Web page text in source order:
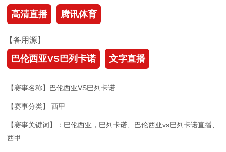
高清直播 腾讯体育
【备用源】
巴伦西亚VS巴列卡诺 文字直播
【赛事名称】巴伦西亚VS巴列卡诺
【赛事分类】 西甲
【赛事关键词】：巴伦西亚，巴列卡诺、巴伦西亚vs巴列卡诺直播、
西甲